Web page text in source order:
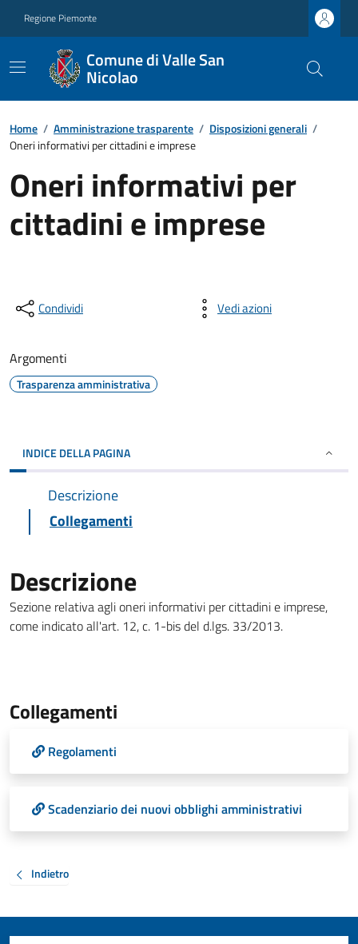
Regione Piemonte
Comune di Valle San
Nicolao
Home / Amministrazione trasparente / Disposizioni generali /
Oneri informativi per cittadini e imprese
Oneri informativi per
cittadini e imprese
Condividi Vedi azioni
Argomenti
Trasparenza amministrativa
INDICE DELLA PAGINA
Descrizione
Collegamenti
Descrizione
Sezione relativa agli oneri informativi per cittadini e imprese,
come indicato all'art. 12, c. 1-bis del d.lgs. 33/2013.
Collegamenti
Regolamenti
Scadenziario dei nuovi obblighi amministrativi
Indietro